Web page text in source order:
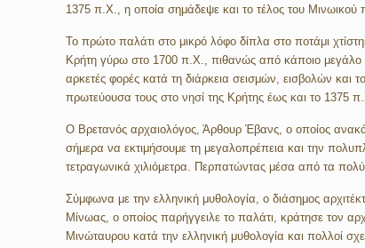
1375 π.Χ., η οποία σημάδεψε και το τέλος του Μινωικού
Το πρώτο παλάτι στο μικρό λόφο δίπλα στο ποτάμι
Κρήτη γύρω στο 1700 π.Χ., πιθανώς από κάποιο μεγάλο
αρκετές φορές κατά τη διάρκεια σεισμών, εισβολών και
πρωτεύουσα τους στο νησί της Κρήτης έως και το 1375
Ο Βρετανός αρχαιολόγος, Άρθουρ Έβανς, ο οποίος
σήμερα να εκτιμήσουμε τη μεγαλοπρέπεια και την
τετραγωνικά χιλιόμετρα. Περπατώντας μέσα από τα
Σύμφωνα με την ελληνική μυθολογία, ο διάσημος
Μίνωας, ο οποίος παρήγγειλε το παλάτι, κράτησε τον
Μινώταυρου κατά την ελληνική μυθολογία και πολλοί